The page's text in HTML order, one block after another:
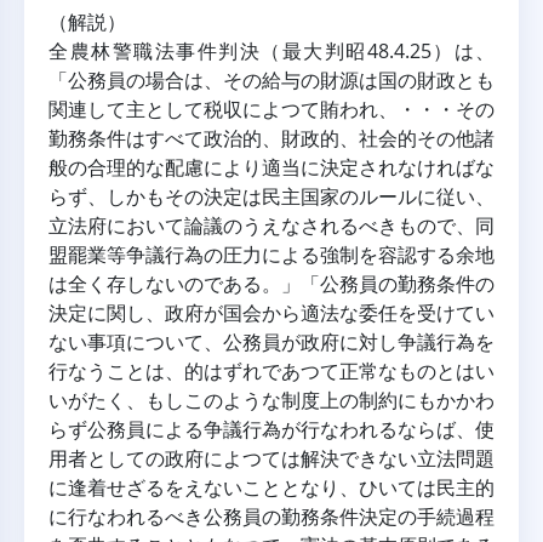
（解説）
全農林警職法事件判決（最大判昭48.4.25）は、
「公務員の場合は、その給与の財源は国の財政とも
関連して主として税収によつて賄われ、・・・その
勤務条件はすべて政治的、財政的、社会的その他諸
般の合理的な配慮により適当に決定されなければな
らず、しかもその決定は民主国家のルールに従い、
立法府において論議のうえなされるべきもので、同
盟罷業等争議行為の圧力による強制を容認する余地
は全く存しないのである。」「公務員の勤務条件の
決定に関し、政府が国会から適法な委任を受けてい
ない事項について、公務員が政府に対し争議行為を
行なうことは、的はずれであつて正常なものとはい
いがたく、もしこのような制度上の制約にもかかわ
らず公務員による争議行為が行なわれるならば、使
用者としての政府によつては解決できない立法問題
に逢着せざるをえないこととなり、ひいては民主的
に行なわれるべき公務員の勤務条件決定の手続過程